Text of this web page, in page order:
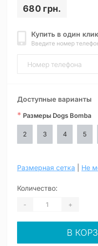
680 грн.
Купить в один клик
Введите номер
Доступные варианты
* Размеры Dogs Bomba
2 3 4 5
Размерная сетка Не
Количество:
- +
В